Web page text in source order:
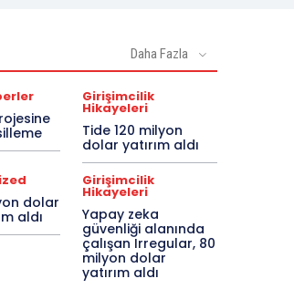
Daha Fazla
Girişimcilik
Hikayeleri
Tide 120 milyon
dolar yatırım aldı
dolar
aldı
Girişimcilik
Hikayeleri
Yapay zeka
güvenliği alanında
çalışan Irregular, 80
milyon dolar
yatırım aldı